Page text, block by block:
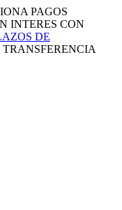
PAGOS
INTERES CON
DE
TRANSFERENCIA